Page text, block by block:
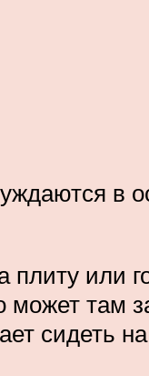
в
плиту или
может там
сидеть